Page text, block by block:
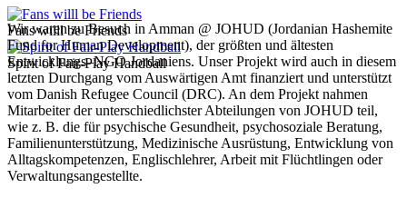
Fans willl be Friends
Spirit of Fair-Play Handball
Wir waren zu Besuch in Amman @ JOHUD (Jordanian Hashemite
Fund for Human Development), der größten und ältesten
Entwicklungs–NGO Jordaniens. Unser Projekt wird auch in diesem
letzten Durchgang vom Auswärtigen Amt finanziert und unterstützt
vom Danish Refugee Council (DRC). An dem Projekt nahmen
Mitarbeiter der unterschiedlichster Abteilungen von JOHUD teil,
wie z. B. die für psychische Gesundheit, psychosoziale Beratung,
Familienunterstützung, Medizinische Ausrüstung, Entwicklung von
Alltagskompetenzen, Englischlehrer, Arbeit mit Flüchtlingen oder
Verwaltungsangestellte.